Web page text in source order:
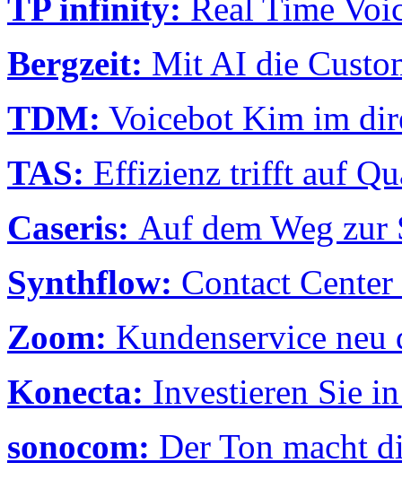
TP infinity: Real Time
Bergzeit: Mit AI die
TDM: Voicebot Kim im
TAS: Effizienz trifft auf
Caseris: Auf dem Weg zur
Synthflow: Contact
Zoom: Kundenservice neu
Konecta: Investieren Sie
sonocom: Der Ton macht